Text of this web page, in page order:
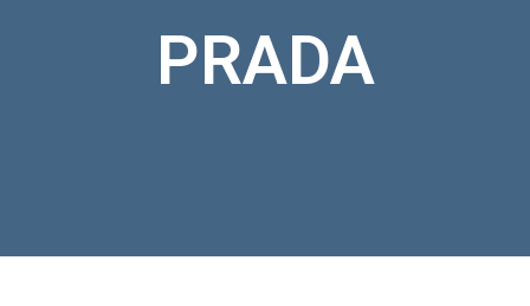
PRADA